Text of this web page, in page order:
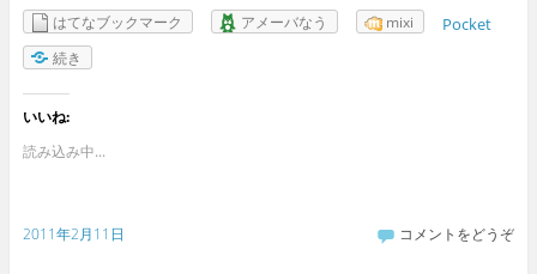
はてなブックマーク
アメーバなう mixi Pocket
続き
いいね:
読み込み中...
2011年2月11日 コメントをどうぞ